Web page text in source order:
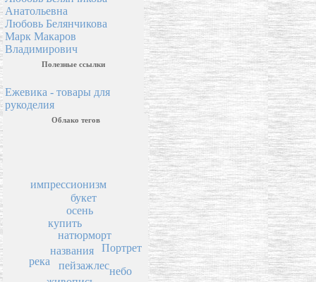
Анатольевна
Любовь Белянчикова
Марк Макаров
Владимирович
Полезные ссылки
Ежевика - товары для
рукоделия
Облако тегов
пейзаж
названия
натюрморт
купить
лес
осень
букет
река
небо
импрессионизм
Портрет